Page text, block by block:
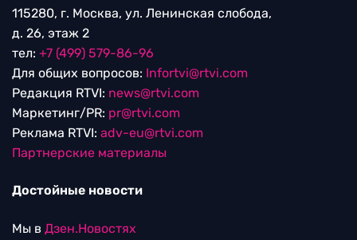
115280, г. Москва, ул. Ленинская слобода,
д. 26, этаж 2
тел: +7 (499) 579-86-96
Для общих вопросов: Infortvi@rtvi.com
Редакция RTVI: news@rtvi.com
Маркетинг/PR: pr@rtvi.com
Реклама RTVI: adv-eu@rtvi.com
Партнерские материалы
Достойные новости
Мы в Дзен.Новостях